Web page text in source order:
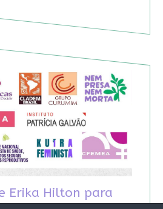
Erika Hilton para